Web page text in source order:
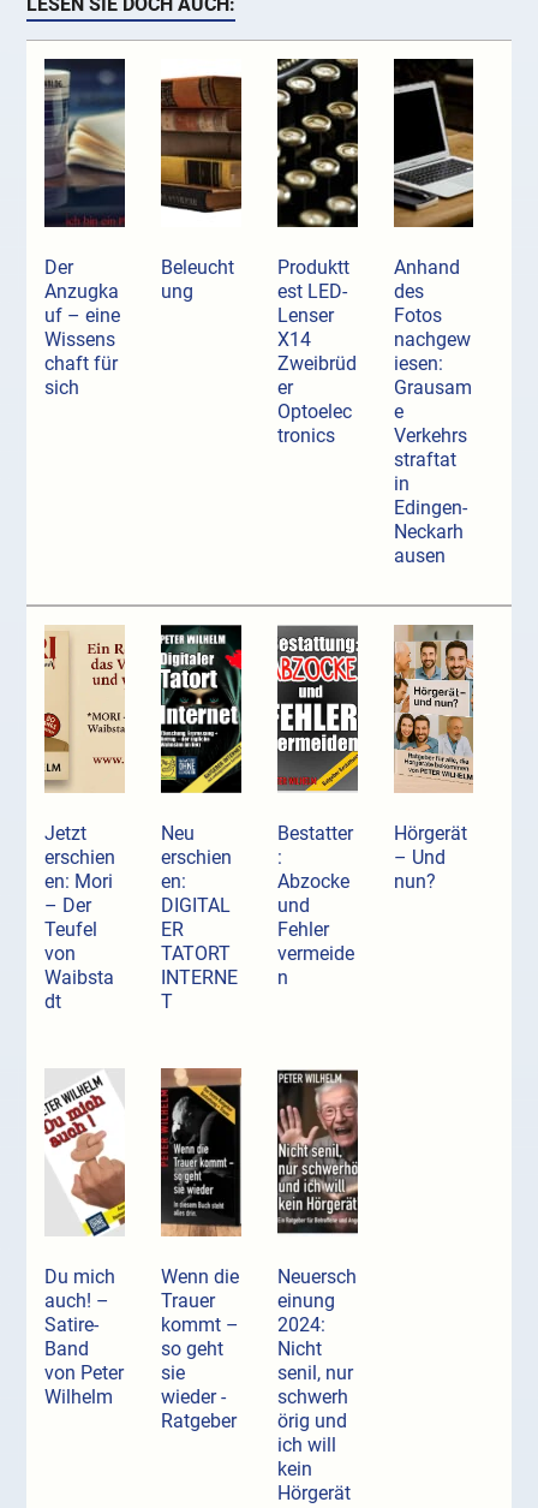
LESEN SIE DOCH AUCH:
Der
Anzugka
uf ­– eine
Wissens
chaft für
sich
Beleucht
ung
Produktt
est LED-
Lenser
X14
Zweibrüd
er
Optoelec
tronics
Anhand
des
Fotos
nachgew
iesen:
Grausam
e
Verkehrs
straftat
in
Edingen-
Neckarh
ausen
Jetzt
erschien
en: Mori
– Der
Teufel
von
Waibsta
dt
Neu
erschien
en:
DIGITAL
ER
TATORT
INTERNE
T
Bestatter
:
Abzocke
und
Fehler
vermeide
n
Hörgerät
– Und
nun?
Du mich
auch! –
Satire-
Band
von Peter
Wilhelm
Wenn die
Trauer
kommt –
so geht
sie
wieder -
Ratgeber
Neuersch
einung
2024:
Nicht
senil, nur
schwerh
örig und
ich will
kein
Hörgerät